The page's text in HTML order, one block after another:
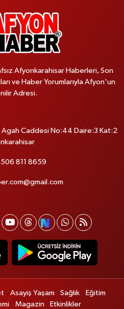
Afyonkarahisar Haberleri, Son
ve Haber Yorumlarıyla Afyon'un
Adresi.
Agah Caddesi No:44 Daire:3 Kat:2
811 8659
Asayiş Yaşam Sağlık
Eğitim
Magazin Etkinlikler